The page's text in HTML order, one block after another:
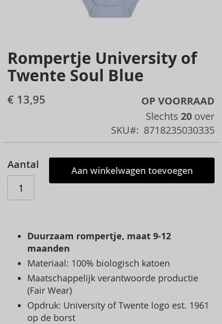
Skip
to
the
beginning
images
Rompertje University of
Twente Soul Blue
€ 13,95
OP VOORRAAD
Slechts 20 over
SKU
8718235030335
Aantal Aan winkelwagen toevoegen
Duurzaam rompertje, maat 9-12
maanden
Materiaal: 100% biologisch katoen
Maatschappelijk verantwoorde productie
(Fair Wear)
Opdruk: University of Twente logo est. 1961
op de borst